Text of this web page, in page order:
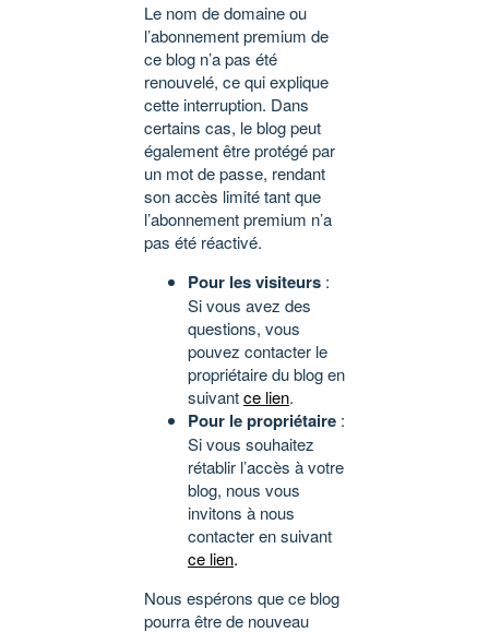
Le nom de domaine ou
l’abonnement premium de
ce blog n’a pas été
renouvelé, ce qui explique
cette interruption. Dans
certains cas, le blog peut
également être protégé par
un mot de passe, rendant
son accès limité tant que
l’abonnement premium n’a
pas été réactivé.
Pour les visiteurs :
Si vous avez des
questions, vous
pouvez contacter le
propriétaire du blog en
suivantce lien.
Pour le propriétaire :
Si vous souhaitez
rétablir l’accès à votre
blog, nous vous
invitons à nous
contacter en suivant
ce lien.
Nous espérons que ce blog
pourra être de nouveau